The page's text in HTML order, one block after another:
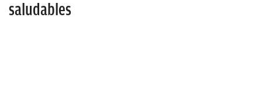
saludables